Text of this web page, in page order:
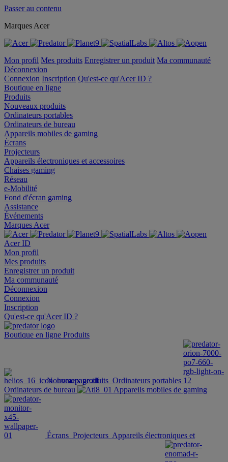
Passer au contenu
Marques Acer
Mon profil Mes produits Enregistrer un produit Ma communauté
Déconnexion
Connexion Inscription Qu'est-ce qu'Acer ID ?
Boutique en ligne
Produits
Nouveaux produits
Ordinateurs portables
Ordinateurs de bureau
Appareils mobiles de gaming
Écrans
Projecteurs
Appareils électroniques et accessoires
Chaises gaming
Réseau
e-Mobilité
Fond d'écran gaming
Assistance
Événements
Marques Acer
Acer ID
Mon profil
Mes produits
Enregistrer un produit
Ma communauté
Déconnexion
Connexion
Inscription
Qu'est-ce qu'Acer ID ?
Boutique en ligne Produits
Nouveaux produits Ordinateurs portables
Ordinateurs de bureau
Appareils mobiles de gaming
Écrans Projecteurs Appareils électroniques et